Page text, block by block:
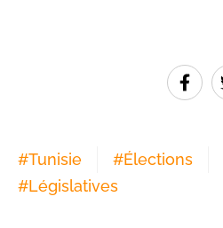
#Tunisie #Élections
#Législatives